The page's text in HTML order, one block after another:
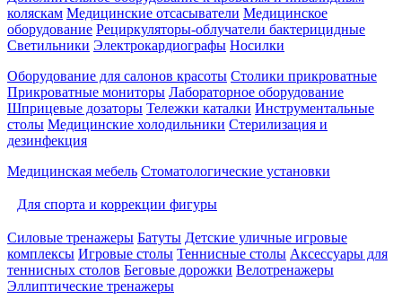
коляскам Медицинские отсасыватели Медицинское
оборудование Рециркуляторы-облучатели бактерицидные
Светильники Электрокардиографы Носилки
Оборудование для салонов красоты Столики прикроватные
Прикроватные мониторы Лабораторное оборудование
Шприцевые дозаторы Тележки каталки Инструментальные
столы Медицинские холодильники Стерилизация и
дезинфекция
Медицинская мебель Стоматологические установки
Для спорта и коррекции фигуры
Силовые тренажеры Батуты Детские уличные игровые
комплексы Игровые столы Теннисные столы Аксессуары для
теннисных столов Беговые дорожки Велотренажеры
Эллиптические тренажеры